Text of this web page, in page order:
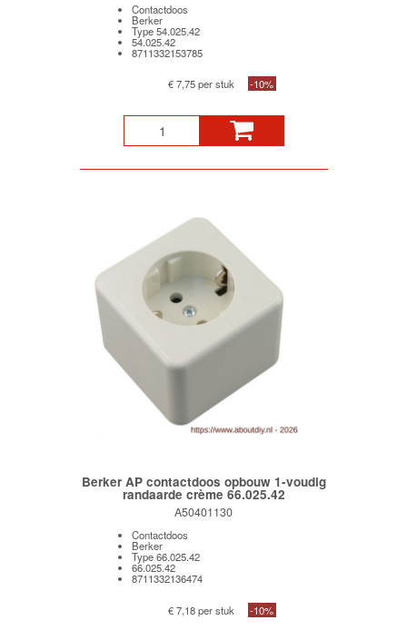
Contactdoos
Berker
Type 54.025.42
54.025.42
8711332153785
€ 7,75 per stuk -10%
Berker AP contactdoos opbouw 1-voudig
randaarde crème 66.025.42
A50401130
Contactdoos
Berker
Type 66.025.42
66.025.42
8711332136474
€ 7,18 per stuk -10%